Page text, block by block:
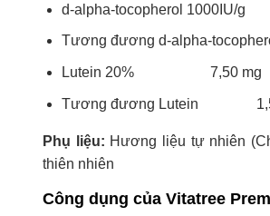
d-alpha-tocopherol 1000IU/
Tương đương d-alpha-
Lutein 20% 7,50 mg
Tương đương Lutein
Phụ liệu: Hương liệu tự nhiên
thiên nhiên
Công dụng của Vitatree